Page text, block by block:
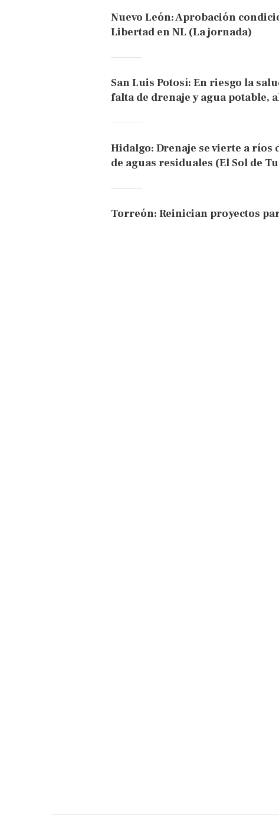
Nuevo León: Aprobación
Libertad en NL (La jornada)
San Luis Potosí: En riesgo la
falta de drenaje y agua potable,
Hidalgo: Drenaje se vierte a
de aguas residuales (El Sol de
Torreón: Reinician proyectos